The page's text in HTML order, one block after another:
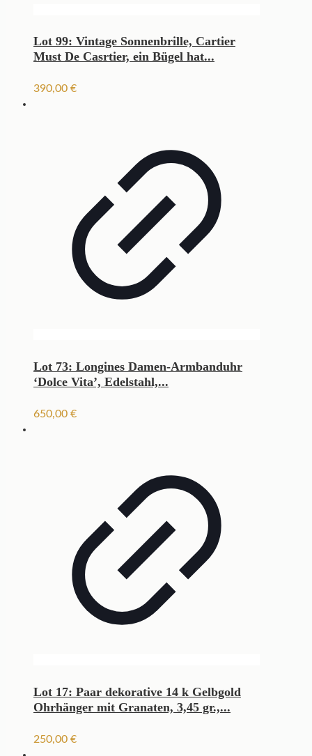
Lot 99: Vintage Sonnenbrille, Cartier
Must De Casrtier, ein Bügel hat...
390,00 €
Lot 73: Longines Damen-Armbanduhr
‘Dolce Vita’, Edelstahl,...
650,00 €
Lot 17: Paar dekorative 14 k Gelbgold
Ohrhänger mit Granaten, 3,45 gr.,...
250,00 €